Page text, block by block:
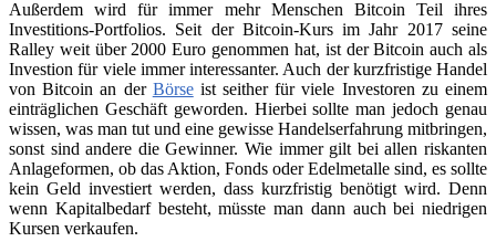
Außerdem wird für immer mehr Menschen Bitcoin Teil ihres
Investitions-Portfolios. Seit der Bitcoin-Kurs im Jahr 2017 seine
Ralley weit über 2000 Euro genommen hat, ist der Bitcoin auch als
Investion für viele immer interessanter. Auch der kurzfristige Handel
von Bitcoin an der Börseist seither für viele Investoren zu einem
einträglichen Geschäft geworden. Hierbei sollte man jedoch genau
wissen, was man tut und eine gewisse Handelserfahrung mitbringen,
sonst sind andere die Gewinner. Wie immer gilt bei allen riskanten
Anlageformen, ob das Aktion, Fonds oder Edelmetalle sind, es sollte
kein Geld investiert werden, dass kurzfristig benötigt wird. Denn
wenn Kapitalbedarf besteht, müsste man dann auch bei niedrigen
Kursen verkaufen.